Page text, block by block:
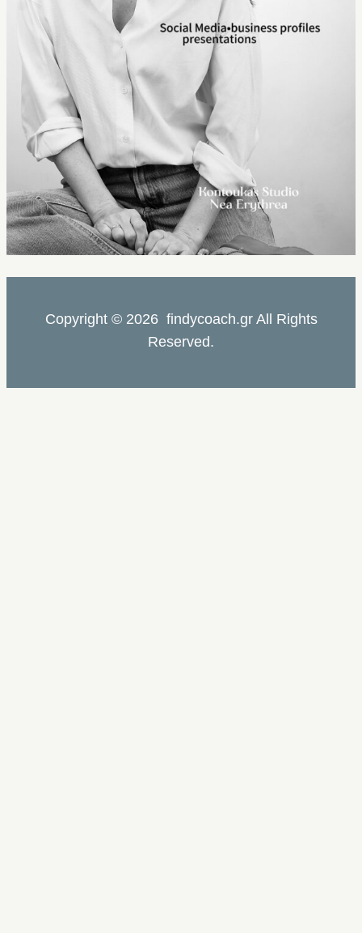
Copyright © 2026 findycoach.gr All Rights
Reserved.